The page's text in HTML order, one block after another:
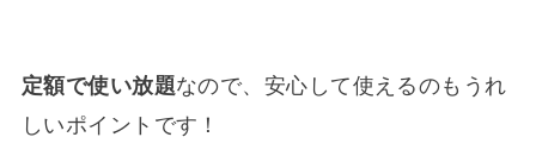
定額で使い放題なので、安心して使えるのもうれ
しいポイントです！